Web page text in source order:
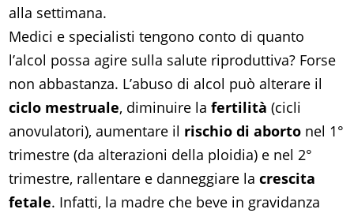
alla settimana.
Medici e specialisti tengono conto di quanto
l’alcol possa agire sulla salute riproduttiva? Forse
non abbastanza. L’abuso di alcol può alterare il
ciclo mestruale, diminuire lafertilità (cicli
anovulatori), aumentare il rischio di aborto nel 1°
trimestre (da alterazioni della ploidia) e nel 2°
trimestre, rallentare e danneggiare lacrescita
fetale. Infatti, la madre che beve in gravidanza